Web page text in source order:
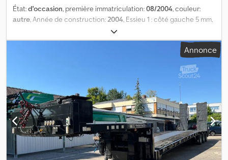
État:d'occasion, première immatriculation:08/2004, couleur:
autre, Année de construction:2004, Essieu 1 : côté gauche 5 mm,
côté droit 3 mm Dedpfxszrnk Eo Af Reck Essieu 2 : côté gauche 6
mm, côté droit 5 mm Essieu 3 : côté gauche 6 mm, côté droit 6
Annonce